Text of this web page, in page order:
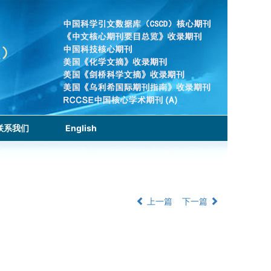
系我们 English
上一篇 下一篇